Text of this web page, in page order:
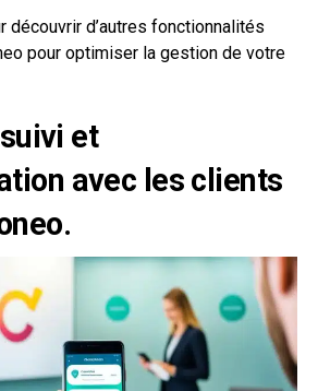
découvrir d’autres fonctionnalités
pour optimiser la gestion de votre
et
avec les clients